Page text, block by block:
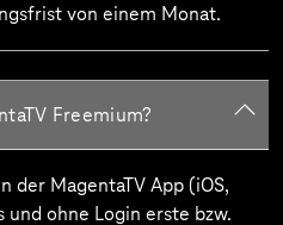
von einem Monat.
Freemium?
der MagentaTV App (iOS,
ohne Login erste bzw.